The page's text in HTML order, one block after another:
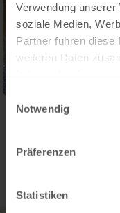
Verwendung
soziale Medien,
Partner führen diese
weiteren Daten
Einwilligungsauswahl
Notwendig
Präferenzen
Statistiken
Kontakt